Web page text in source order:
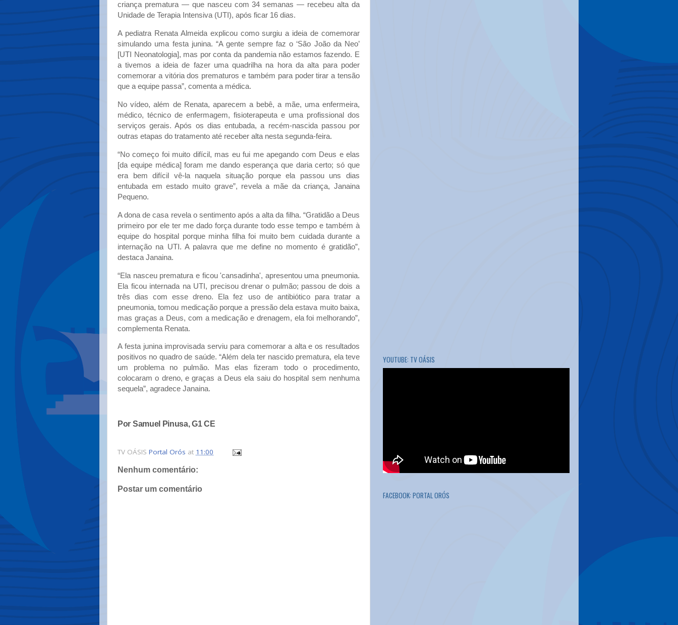
criança prematura — que nasceu com 34 semanas — recebeu alta da
Unidade de Terapia Intensiva (UTI), após ficar 16 dias.
A pediatra Renata Almeida explicou como surgiu a ideia de comemorar
simulando uma festa junina. “A gente sempre faz o ‘São João da Neo’
[UTI Neonatologia], mas por conta da pandemia não estamos fazendo. E
a tivemos a ideia de fazer uma quadrilha na hora da alta para poder
comemorar a vitória dos prematuros e também para poder tirar a tensão
que a equipe passa”, comenta a médica.
No vídeo, além de Renata, aparecem a bebê, a mãe, uma enfermeira,
médico, técnico de enfermagem, fisioterapeuta e uma profissional dos
serviços gerais. Após os dias entubada, a recém-nascida passou por
outras etapas do tratamento até receber alta nesta segunda-feira.
“No começo foi muito difícil, mas eu fui me apegando com Deus e elas
[da equipe médica] foram me dando esperança que daria certo; só que
era bem difícil vê-la naquela situação porque ela passou uns dias
entubada em estado muito grave”, revela a mãe da criança, Janaina
Pequeno.
A dona de casa revela o sentimento após a alta da filha. “Gratidão a Deus
primeiro por ele ter me dado força durante todo esse tempo e também à
equipe do hospital porque minha filha foi muito bem cuidada durante a
internação na UTI. A palavra que me define no momento é gratidão”,
destaca Janaina.
“Ela nasceu prematura e ficou 'cansadinha', apresentou uma pneumonia.
Ela ficou internada na UTI, precisou drenar o pulmão; passou de dois a
três dias com esse dreno. Ela fez uso de antibiótico para tratar a
pneumonia, tomou medicação porque a pressão dela estava muito baixa,
mas graças a Deus, com a medicação e drenagem, ela foi melhorando”,
complementa Renata.
A festa junina improvisada serviu para comemorar a alta e os resultados
positivos no quadro de saúde. “Além dela ter nascido prematura, ela teve
um problema no pulmão. Mas elas fizeram todo o procedimento,
colocaram o dreno, e graças a Deus ela saiu do hospital sem nenhuma
sequela”, agradece Janaina.
Por Samuel Pinusa, G1 CE
TV OÁSIS Portal Orós at 11:00
Nenhum comentário:
Postar um comentário
YOUTUBE: TV OÁSIS
FACEBOOK: PORTAL ORÓS